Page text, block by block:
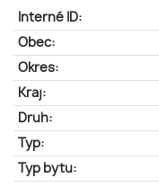
Interné ID:
Obec:
Okres:
Kraj:
Druh:
Typ:
Typ bytu: